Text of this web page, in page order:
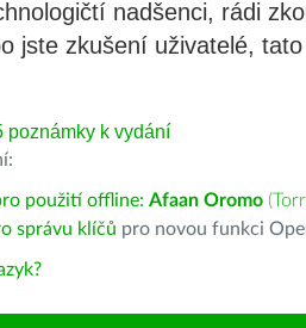
nadšenci, rádi
jste zkušení uživatelé,
poznámky k vydání
použití offline: Afaan Oromo (
správu klíčů pro novou funkci